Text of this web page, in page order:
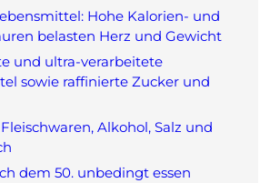
Hohe Kalorien- und
belasten Herz und Gewicht
und ultra-verarbeitete
sowie raffinierte Zucker und
Alkohol, Salz und
dem 50. unbedingt essen